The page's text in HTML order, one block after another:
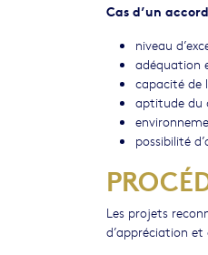
Cas d’un
niveau
adéquation
capacité de
aptitude du
possibilité
Les projets
d’appréciation et